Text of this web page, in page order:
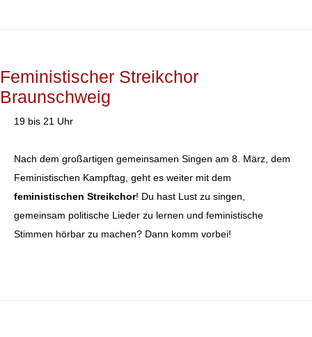
Feministischer Streikchor
Braunschweig
19 bis 21 Uhr
Nach dem großartigen gemeinsamen Singen am 8. März, dem
Feministischen Kampftag, geht es weiter mit dem
feministischen Streikchor! Du hast Lust zu singen,
gemeinsam politische Lieder zu lernen und feministische
Stimmen hörbar zu machen? Dann komm vorbei!